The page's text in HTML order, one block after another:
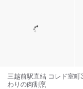
三越前駅直結 コレド室
わりの肉割烹